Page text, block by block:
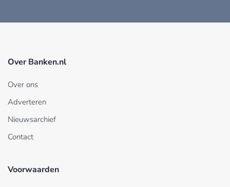
Over Banken.nl
Over ons
Adverteren
Nieuwsarchief
Contact
Voorwaarden